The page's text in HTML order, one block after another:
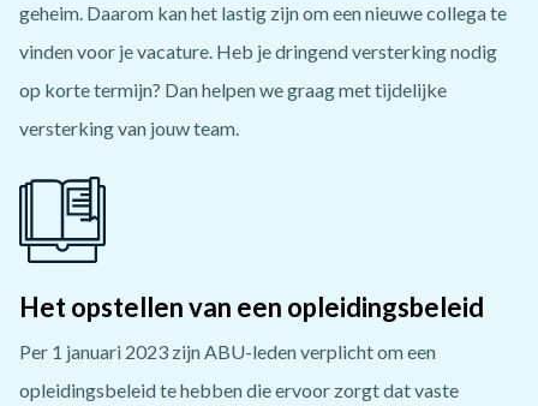
geheim. Daarom kan het lastig zijn om een nieuwe collega te
vinden voor je vacature. Heb je dringend versterking nodig
op korte termijn? Dan helpen we graag met tijdelijke
versterking van jouw team.
Het opstellen van een opleidingsbeleid
Per 1 januari 2023 zijn ABU-leden verplicht om een
opleidingsbeleid te hebben die ervoor zorgt dat vaste